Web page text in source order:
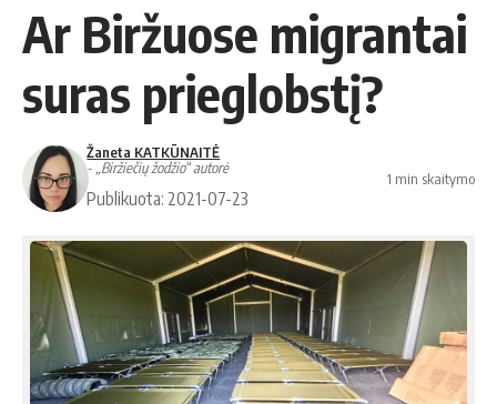
Ar Biržuose migrantai
suras prieglobstį?
Žaneta KATKŪNAITĖ
- „Biržiečių žodžio“ autorė
Publikuota: 2021-07-23
1 min skaitymo